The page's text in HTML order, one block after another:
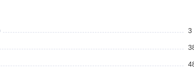
Мп основная, 48 Мп сверхширокоугольная, 12 Мп телефото
Control,
воспроизведения видео
3